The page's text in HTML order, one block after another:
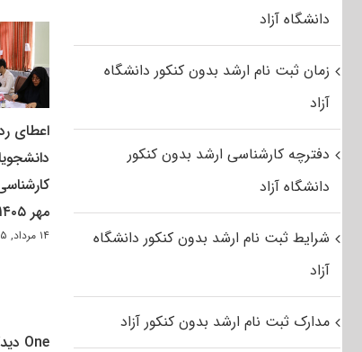
اعطای
مهر ۱۴۰۵
۱۴ مرداد, ۱۴۰۵
One دیدگاه
دانشگاه آزاد
زمان ثبت نام ارشد بدون کنکور دانشگاه
آزاد
دفترچه کارشناسی ارشد بدون کنکور
دانشگاه آزاد
شرایط ثبت نام ارشد بدون کنکور دانشگاه
آزاد
مدارک ثبت نام ارشد بدون کنکور آزاد